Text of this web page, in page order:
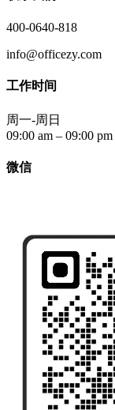
400-0640-818
info@officezy.com
工作时间
周一-周日
09:00 am – 09:00 pm
微信